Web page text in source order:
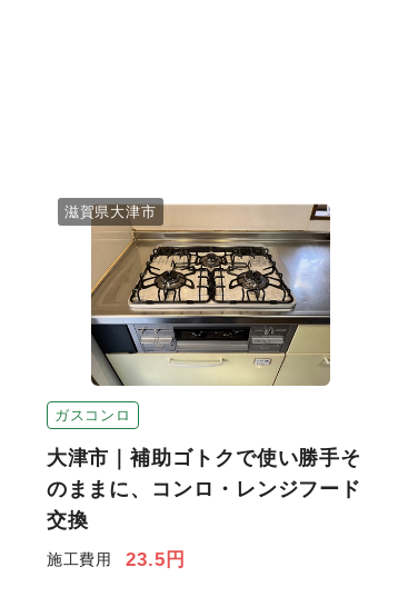
ガスコンロ
滋賀県大津市
大津市｜補助ゴトクで使い勝手そ
のままに、コンロ・レンジフード
交換
施工費用 23.5円